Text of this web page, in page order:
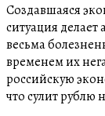
Создавшаяся
ситуация
весьма
временем их
российскую
что сулит рублю